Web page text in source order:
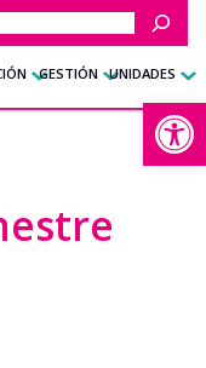
GESTIÓN UNIDADES